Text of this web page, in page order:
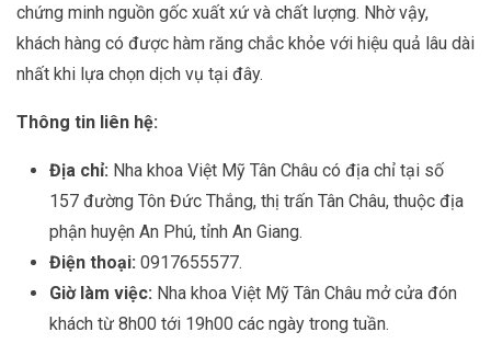
chứng minh nguồn gốc xuất xứ và chất lượng. Nhờ vậy,
khách hàng có được hàm răng chắc khỏe với hiệu quả lâu dài
nhất khi lựa chọn dịch vụ tại đây.
Thông tin liên hệ:
Địa chỉ: Nha khoa Việt Mỹ Tân Châu có địa chỉ tại số
157 đường Tôn Đức Thắng, thị trấn Tân Châu, thuộc địa
phận huyện An Phú, tỉnh An Giang.
Điện thoại: 0917655577.
Giờ làm việc: Nha khoa Việt Mỹ Tân Châu mở cửa đón
khách từ 8h00 tới 19h00 các ngày trong tuần.